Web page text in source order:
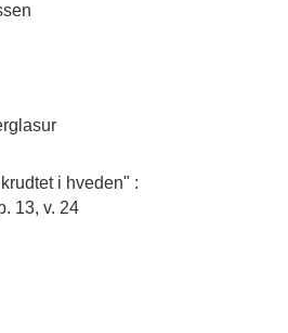
i hveden" :
13, v. 24